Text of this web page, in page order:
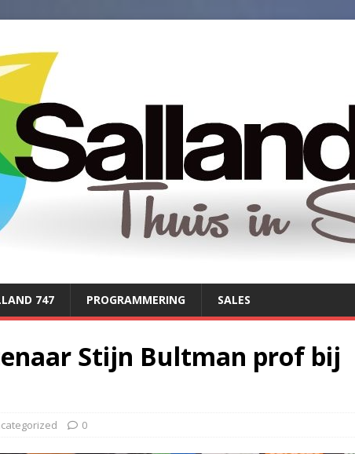
747 PROGRAMMERING SALES
Stijn Bultman prof bij
0